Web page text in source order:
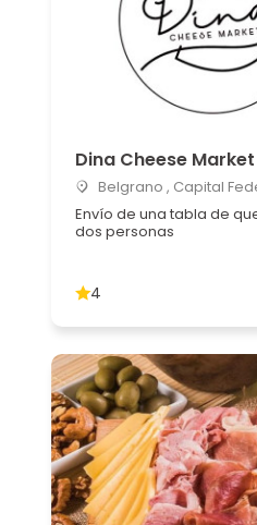
Dina Cheese Market
Belgrano , Capital
Envío de una tabla de
dos personas
4